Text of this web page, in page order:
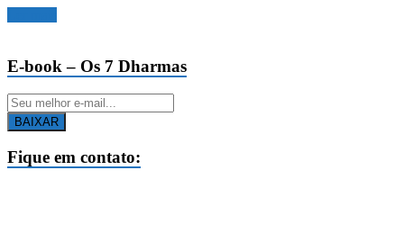
E-book – Os 7 Dharmas
BAIXAR
Fique em contato: